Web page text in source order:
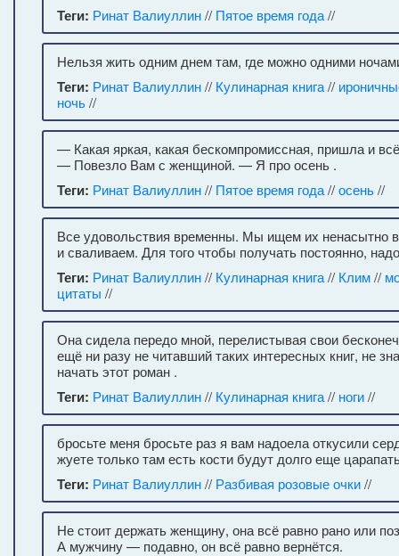
Теги: Ринат Валиуллин// Пятое время года//
Нельзя жить одним днем там, где можно одними
Теги: Ринат Валиуллин// Кулинарная книга//
ночь//
— Какая яркая, какая бескомпромиссная, пришла и
— Повезло Вам с женщиной. — Я про осень .
Теги: Ринат Валиуллин// Пятое время года//осень//
Все удовольствия временны. Мы ищем их ненасытно
и сваливаем. Для того чтобы получать постоянно,
Теги: Ринат Валиуллин// Кулинарная книга// Клим//
цитаты //
Она сидела передо мной, перелистывая свои
ещё ни разу не читавший таких интересных книг, не
начать этот роман .
Теги: Ринат Валиуллин// Кулинарная книга// ноги//
бросьте меня бросьте раз я вам надоела откусили
жуете только там есть кости будут долго еще
Теги: Ринат Валиуллин// Разбивая розовые очки//
Не стоит держать женщину, она всё равно рано или
А мужчину — подавно, он всё равно вернётся.